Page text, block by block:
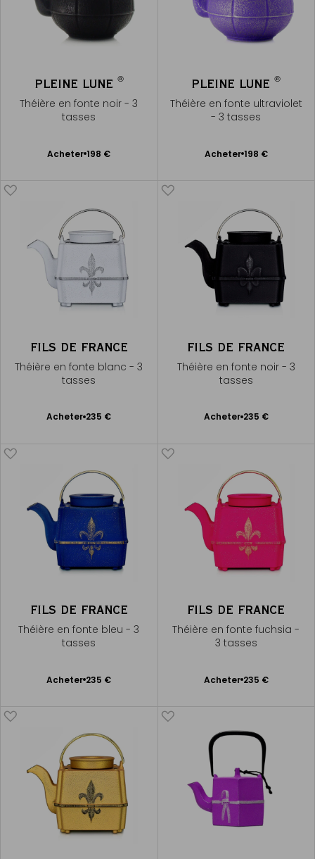
PLEINE LUNE ®
Théière en fonte noir - 3
tasses
Acheter 198 €
Ajouter
PLEINE LUNE®
Théière en fonte ultraviolet
- 3 tasses
Acheter 198 €
Ajouter
FILS DE FRANCE
Théière en fonte blanc - 3
tasses
Acheter 235 €
Ajouter
FILS DE FRANCE
Théière en fonte noir - 3
tasses
Acheter 235 €
Ajouter
FILS DE FRANCE
Théière en fonte bleu - 3
tasses
Acheter 235 €
Ajouter
FILS DE FRANCE
Théière en fonte fuchsia -
3 tasses
Acheter 235 €
Ajouter